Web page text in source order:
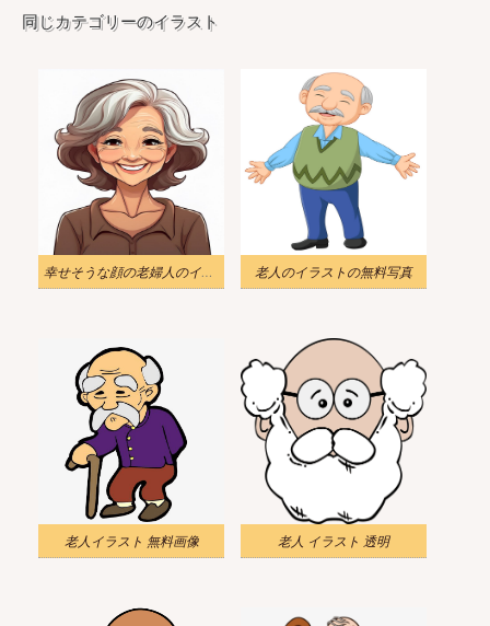
同じカテゴリーのイラスト
幸せそうな顔の老婦人のイラスト 老人のイラストの無料写真
老人イラスト 無料画像 老人 イラスト 透明